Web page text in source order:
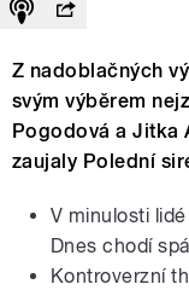
Z nadoblačných
svým výběrem
Pogodová a Jitka
zaujaly Polední
V minulosti
Dnes chodí
Kontroverzní